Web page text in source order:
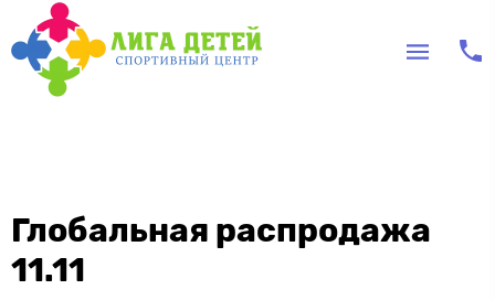
Глобальная распродажа
11.11